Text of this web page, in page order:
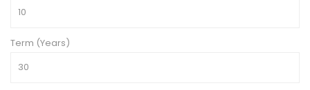
Term (Years)